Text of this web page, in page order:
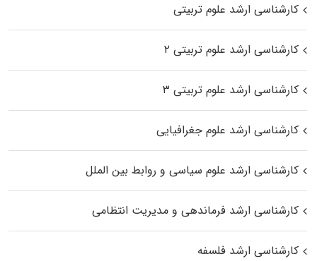
کارشناسی ارشد علوم تربیتی
کارشناسی ارشد علوم تربیتی ۲
کارشناسی ارشد علوم تربیتی ۳
کارشناسی ارشد علوم جغرافیایی
کارشناسی ارشد علوم سیاسی و روابط بین الملل
کارشناسی ارشد فرماندهی و مدیریت انتظامی
کارشناسی ارشد فلسفه